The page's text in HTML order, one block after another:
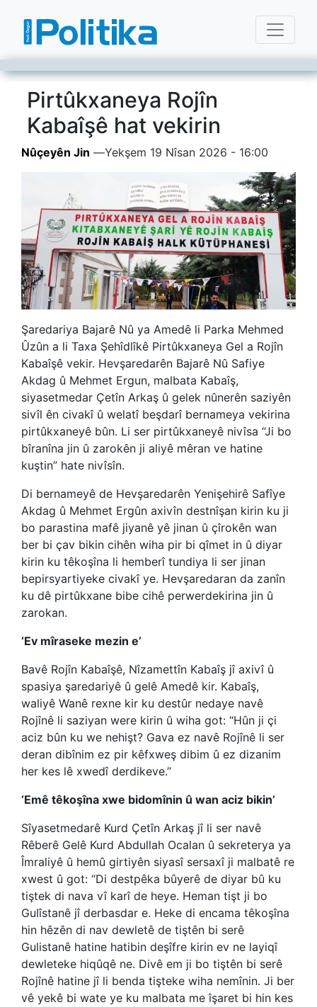
Pirtûkxaneya Rojîn
Kabaîşê hat vekirin
Nûçeyên Jin —Yekşem 19 Nîsan 2026 - 16:00
Şaredariya Bajarê Nû ya Amedê li Parka Mehmed
Ûzûn a li Taxa Şehîdlîkê Pirtûkxaneya Gel a Rojîn
Kabaîşê vekir. Hevşaredarên Bajarê Nû Safiye
Akdag û Mehmet Ergun, malbata Kabaîş,
siyasetmedar Çetîn Arkaş û gelek nûnerên saziyên
sivîl ên civakî û welatî beşdarî bernameya vekirina
pirtûkxaneyê bûn. Li ser pirtûkxaneyê nivîsa “Ji bo
bîranîna jin û zarokên ji aliyê mêran ve hatine
kuştin” hate nivîsîn.
Di bernameyê de Hevşaredarên Yenişehirê Safîye
Akdag û Mehmet Ergûn axivîn destnîşan kirin ku ji
bo parastina mafê jiyanê yê jinan û çîrokên wan
ber bi çav bikin cihên wiha pir bi qîmet in û diyar
kirin ku têkoşîna li hemberî tundiya li ser jinan
bepirsyartiyeke civakî ye. Hevşaredaran da zanîn
ku dê pirtûkxane bibe cihê perwerdekirina jin û
zarokan.
‘Ev mîraseke mezin e’
Bavê Rojîn Kabaîşê, Nîzamettîn Kabaîş jî axivî û
spasiya şaredariyê û gelê Amedê kir. Kabaîş,
waliyê Wanê rexne kir ku destûr nedaye navê
Rojînê li saziyan were kirin û wiha got: “Hûn ji çi
aciz bûn ku we nehişt? Gava ez navê Rojînê li ser
deran dibînim ez pir kêfxweş dibim û ez dizanim
her kes lê xwedî derdikeve.”
‘Emê têkoşîna xwe bidomînin û wan aciz bikin’
Sîyasetmedarê Kurd Çetîn Arkaş jî li ser navê
Rêberê Gelê Kurd Abdullah Ocalan û sekreterya ya
Îmraliyê û hemû girtiyên siyasî sersaxî ji malbatê re
xwest û got: “Di destpêka bûyerê de diyar bû ku
tiştek di nava vî karî de heye. Heman tişt ji bo
Gulîstanê jî derbasdar e. Heke di encama têkoşîna
hin hêzên di nav dewletê de tiştên bi serê
Gulistanê hatine hatibin deşîfre kirin ev ne layiqî
dewleteke hiqûqê ne. Divê em ji bo tiştên bi serê
Rojînê hatine jî li benda tişteke wiha nemînin. Ji ber
vê yekê bi wate ye ku malbata me îşaret bi hin kes